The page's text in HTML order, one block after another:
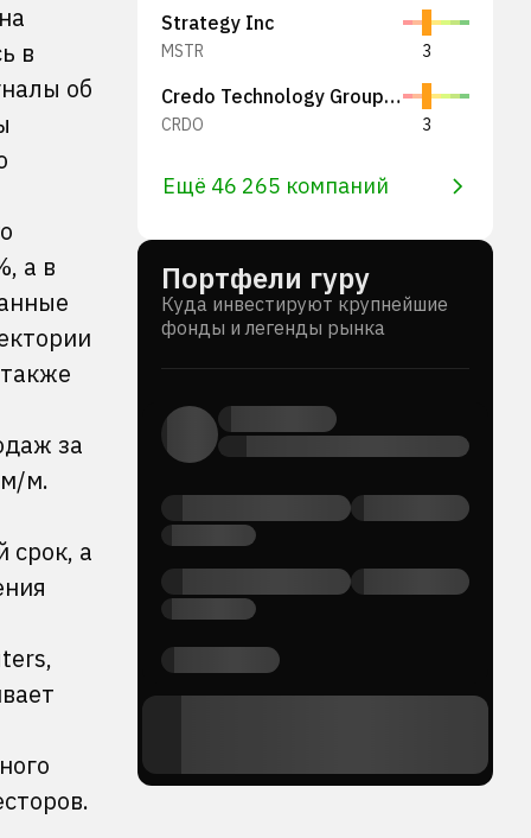
в
об
а в
за
м/м.
срок, а
Strategy Inc
MSTR 3
Credo Technology Group Holding Ltd
CRDO 3
Ещё 46 265 компаний
Портфели гуру
Куда инвестируют крупнейшие
фонды и легенды рынка